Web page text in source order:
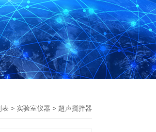
表 > 实验室仪器 > 超声搅拌器